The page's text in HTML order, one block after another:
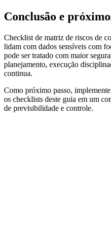
Conclusão e
Checklist de matriz de riscos de
lidam com dados sensíveis com
pode ser tratado com maior
planejamento, execução
continua.
Como próximo passo,
os checklists deste guia em um
de previsibilidade e controle.